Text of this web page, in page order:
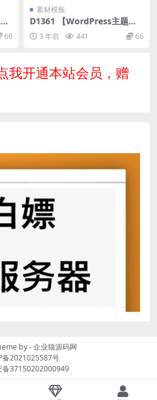
66
素材模板
D1361 【WordPress主题模
板】主题巴巴/博客X主题最新
免授权版源码
3 年前 441 66
我开通本站会员，赠
by -企业猫源码网
备2021025587号
备37150202000949